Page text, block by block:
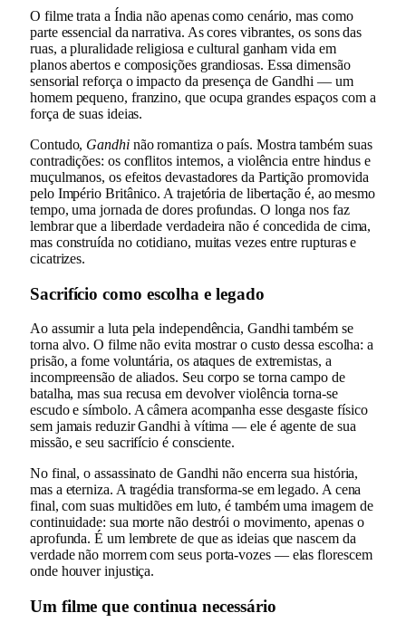
O filme trata a Índia não apenas como cenário, mas como
parte essencial da narrativa. As cores vibrantes, os sons das
ruas, a pluralidade religiosa e cultural ganham vida em
planos abertos e composições grandiosas. Essa dimensão
sensorial reforça o impacto da presença de Gandhi — um
homem pequeno, franzino, que ocupa grandes espaços com a
força de suas ideias.
Contudo, Gandhinão romantiza o país. Mostra também suas
contradições: os conflitos internos, a violência entre hindus e
muçulmanos, os efeitos devastadores da Partição promovida
pelo Império Britânico. A trajetória de libertação é, ao mesmo
tempo, uma jornada de dores profundas. O longa nos faz
lembrar que a liberdade verdadeira não é concedida de cima,
mas construída no cotidiano, muitas vezes entre rupturas e
cicatrizes.
Sacrifício como escolha e legado
Ao assumir a luta pela independência, Gandhi também se
torna alvo. O filme não evita mostrar o custo dessa escolha: a
prisão, a fome voluntária, os ataques de extremistas, a
incompreensão de aliados. Seu corpo se torna campo de
batalha, mas sua recusa em devolver violência torna-se
escudo e símbolo. A câmera acompanha esse desgaste físico
sem jamais reduzir Gandhi à vítima — ele é agente de sua
missão, e seu sacrifício é consciente.
No final, o assassinato de Gandhi não encerra sua história,
mas a eterniza. A tragédia transforma-se em legado. A cena
final, com suas multidões em luto, é também uma imagem de
continuidade: sua morte não destrói o movimento, apenas o
aprofunda. É um lembrete de que as ideias que nascem da
verdade não morrem com seus porta-vozes — elas florescem
onde houver injustiça.
Um filme que continua necessário